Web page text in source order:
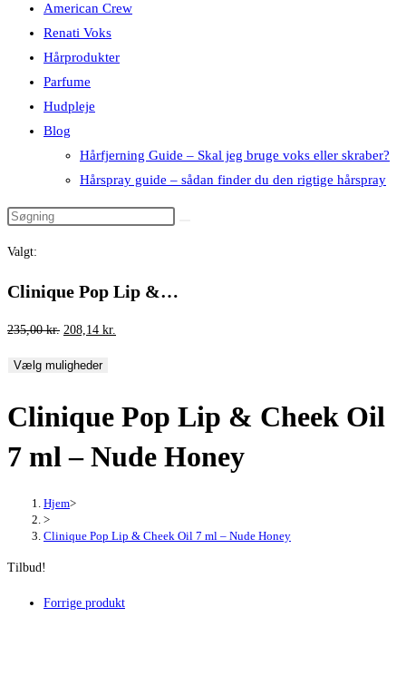
American Crew
Renati Voks
Hårprodukter
Parfume
Hudpleje
Blog
Hårfjerning Guide – Skal jeg bruge voks eller skraber?
Hårspray guide – sådan finder du den rigtige hårspray
Valgt:
Clinique Pop Lip &…
235,00kr. Den
pris
235,00 kr..
208,14 kr.
208,14 kr..
Vælg muligheder
Clinique Pop Lip & Cheek Oil
7 ml – Nude Honey
Hjem>
>
Clinique Pop Lip & Cheek Oil 7 ml – Nude Honey
Tilbud!
Forrige produkt